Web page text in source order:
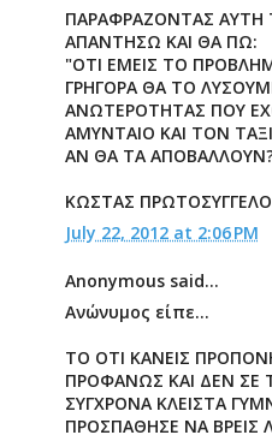
ΠΑΡΑΦΡΑΖΟΝΤΑΣ ΑΥΤΗ
ΑΠΑΝΤΗΣΩ ΚΑΙ ΘΑ ΠΩ:
"ΟΤΙ ΕΜΕΙΣ ΤΟ
ΓΡΗΓΟΡΑ ΘΑ ΤΟ
ΑΝΩΤΕΡΟΤΗΤΑΣ ΠΟΥ
ΑΜΥΝΤΑΙΟ ΚΑΙ ΤΟΝ
ΑΝ ΘΑ ΤΑ
ΚΩΣΤΑΣ
July 22, 2012 at 2:06 PM
Anonymous said...
Ανώνυμος είπε...
ΤΟ ΟΤΙ ΚΑΝΕΙΣ
ΠΡΟΦΑΝΩΣ ΚΑΙ ΔΕΝ ΣΕ
ΣΥΓΧΡΟΝΑ ΚΛΕΙΣΤΑ
ΠΡΟΣΠΑΘΗΣΕ ΝΑ